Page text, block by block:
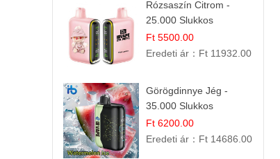
Rózsaszín Citrom -
25.000 Slukkos
eldobható e-Cigaretta |
IBvape Bar
Ft 5500.00
Eredeti ár： Ft 11932.00
Görögdinnye Jég -
35.000 Slukkos
eldobható vape |
IBVape Bar Frissítő
Ft 6200.00
Eredeti ár： Ft 14686.00